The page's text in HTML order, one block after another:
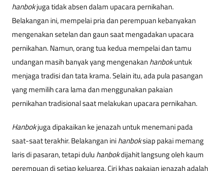
hanbokjuga tidak absen dalam upacara pernikahan.
Belakangan ini, mempelai pria dan perempuan kebanyakan
mengenakan setelan dan gaun saat mengadakan upacara
pernikahan. Namun, orang tua kedua mempelai dan tamu
undangan masih banyak yang mengenakan hanbokuntuk
menjaga tradisi dan tata krama. Selain itu, ada pula pasangan
yang memilih cara lama dan menggunakan pakaian
pernikahan tradisional saat melakukan upacara pernikahan.
Hanbokjuga dipakaikan ke jenazah untuk menemani pada
saat-saat terakhir. Belakangan inihanboksiap pakai memang
laris di pasaran, tetapi dulu hanbokdijahit langsung oleh kaum
perempuan di setiap keluarga. Ciri khas pakaian jenazah adalah